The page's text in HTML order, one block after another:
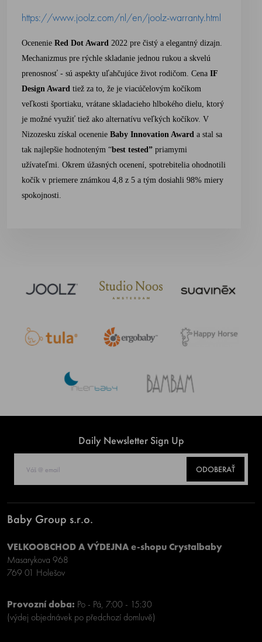
https://www.joolz.com/nl/en/joolz-warranty.html
Ocenenie Red Dot Award 2022 pre čistý a elegantný dizajn.
Mechanizmus pre rýchle skladanie jednou rukou a skvelú
prenosnosť - sú aspekty uľahčujúce život rodičom. Cena IF
Design Award tiež za to, že je viacúčelovým kočíkom
veľkosti športiaku, vrátane skladacieho hlbokého dielu, ktorý
je možné využiť tiež ako alternatívu veľkých kočíkov. V
Nizozesku získal ocenenie Baby Innovation Award a stal sa
tak najlepšie hodnoteným “best tested” priamymi
užívateľmi. Okrem úžasných ocenení, spotrebitelia ohodnotili
kočík v priemere známkou 4,8 z 5 a tým dosiahli 98% miery
spokojnosti.
Daily Newsletter Sign Up
ODOBERAŤ
Baby Group s.r.o.
VELKOOBCHOD A VÝDEJNA e-shopu Crystalbaby
Masarykova 968
769 01 Holešov
Provozní doba: Po - Pá, 7:00 - 15:30
(výdej objednávek po předchozí domluvě)